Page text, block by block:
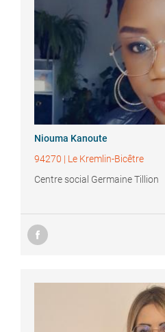
Niouma Kanoute
94270 | Le Kremlin-Bicêtre
Centre social Germaine Tillion